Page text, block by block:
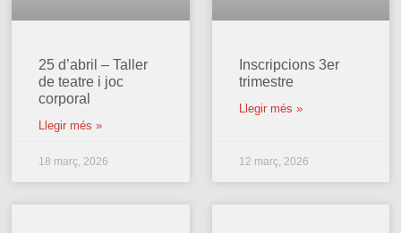
25 d’abril – Taller
de teatre i joc
corporal
Llegir més »
18 març, 2026
Inscripcions 3er
trimestre
Llegir més »
12 març, 2026